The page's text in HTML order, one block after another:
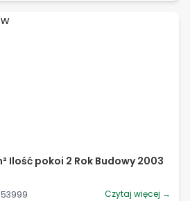
Ilość pokoi 2 Rok Budowy 2003
Czytaj więcej →